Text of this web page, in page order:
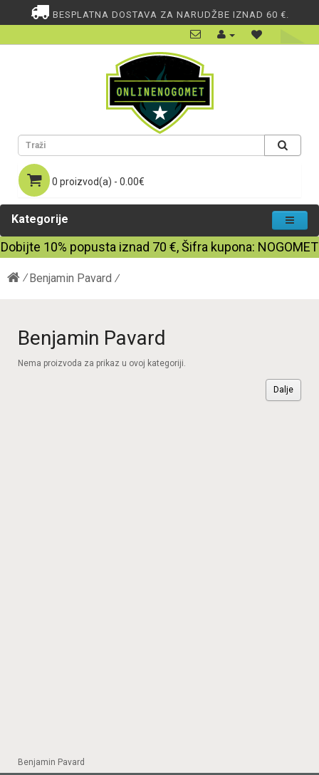
BESPLATNA DOSTAVA ZA NARUDŽBE IZNAD 60 €.
0 proizvod(a) - 0.00€
Kategorije
Dobijte 10% popusta iznad 70 €, Šifra kupona: NOGOMET
Benjamin Pavard
Benjamin Pavard
Nema proizvoda za prikaz u ovoj kategoriji.
Dalje
Benjamin Pavard